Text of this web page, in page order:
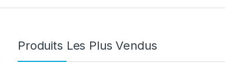
Produits Les Plus Vendus